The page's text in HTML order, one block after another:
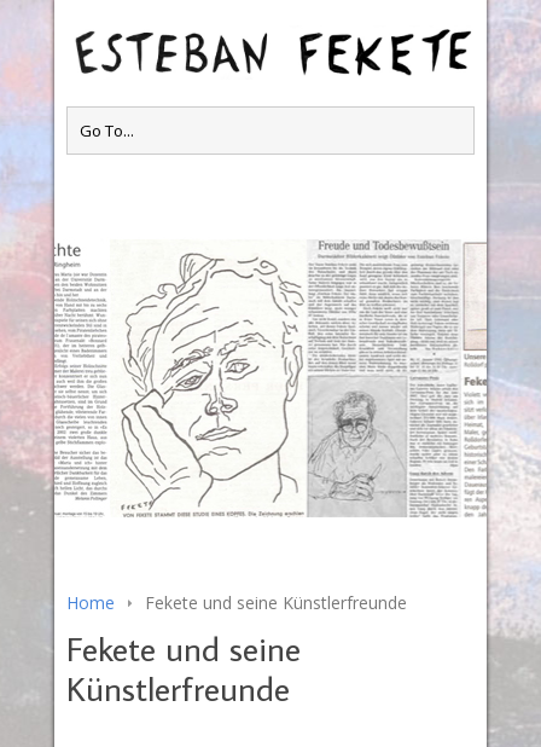
Home Fekete und seine Künstlerfreunde
Fekete und seine
Künstlerfreunde